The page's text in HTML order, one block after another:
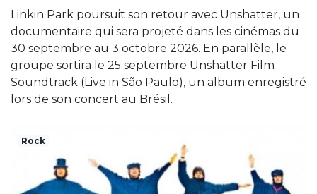
Linkin Park poursuit son retour avec Unshatter, un
documentaire qui sera projeté dans les cinémas du
30 septembre au 3 octobre 2026. En parallèle, le
groupe sortira le 25 septembre Unshatter Film
Soundtrack (Live in São Paulo), un album enregistré
lors de son concert au Brésil.
Rock